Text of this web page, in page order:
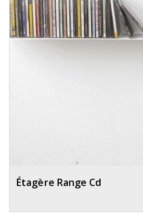
Étagère Range Cd